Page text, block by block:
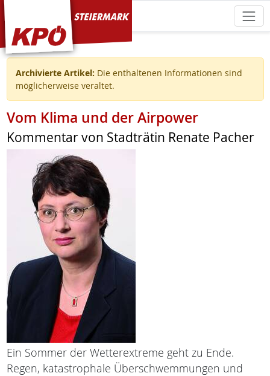
KPÖ Steiermark
Archivierte Artikel: Die enthaltenen Informationen sind
möglicherweise veraltet.
Vom Klima und der Airpower
Kommentar von Stadträtin Renate Pacher
Ein Sommer der Wetterextreme geht zu Ende.
Regen, katastrophale Überschwemmungen und